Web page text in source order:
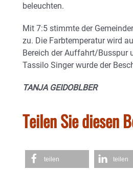
beleuchten.
Mit 7:5 stimmte der
zu. Die Farbtemperatur wird
Bereich der Auffahrt/Busspur
Tassilo Singer wurde der
TANJA GEIDOBLBER
Teilen Sie diesen
teilen teilen